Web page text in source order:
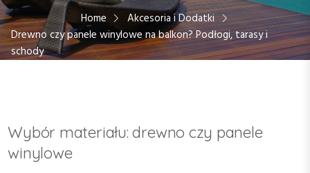
Home
Akcesoria i Dodatki
Drewno czy panele winylowe na balkon? Podłogi, tarasy i
schody
Wybór materiału: drewno czy panele
winylowe